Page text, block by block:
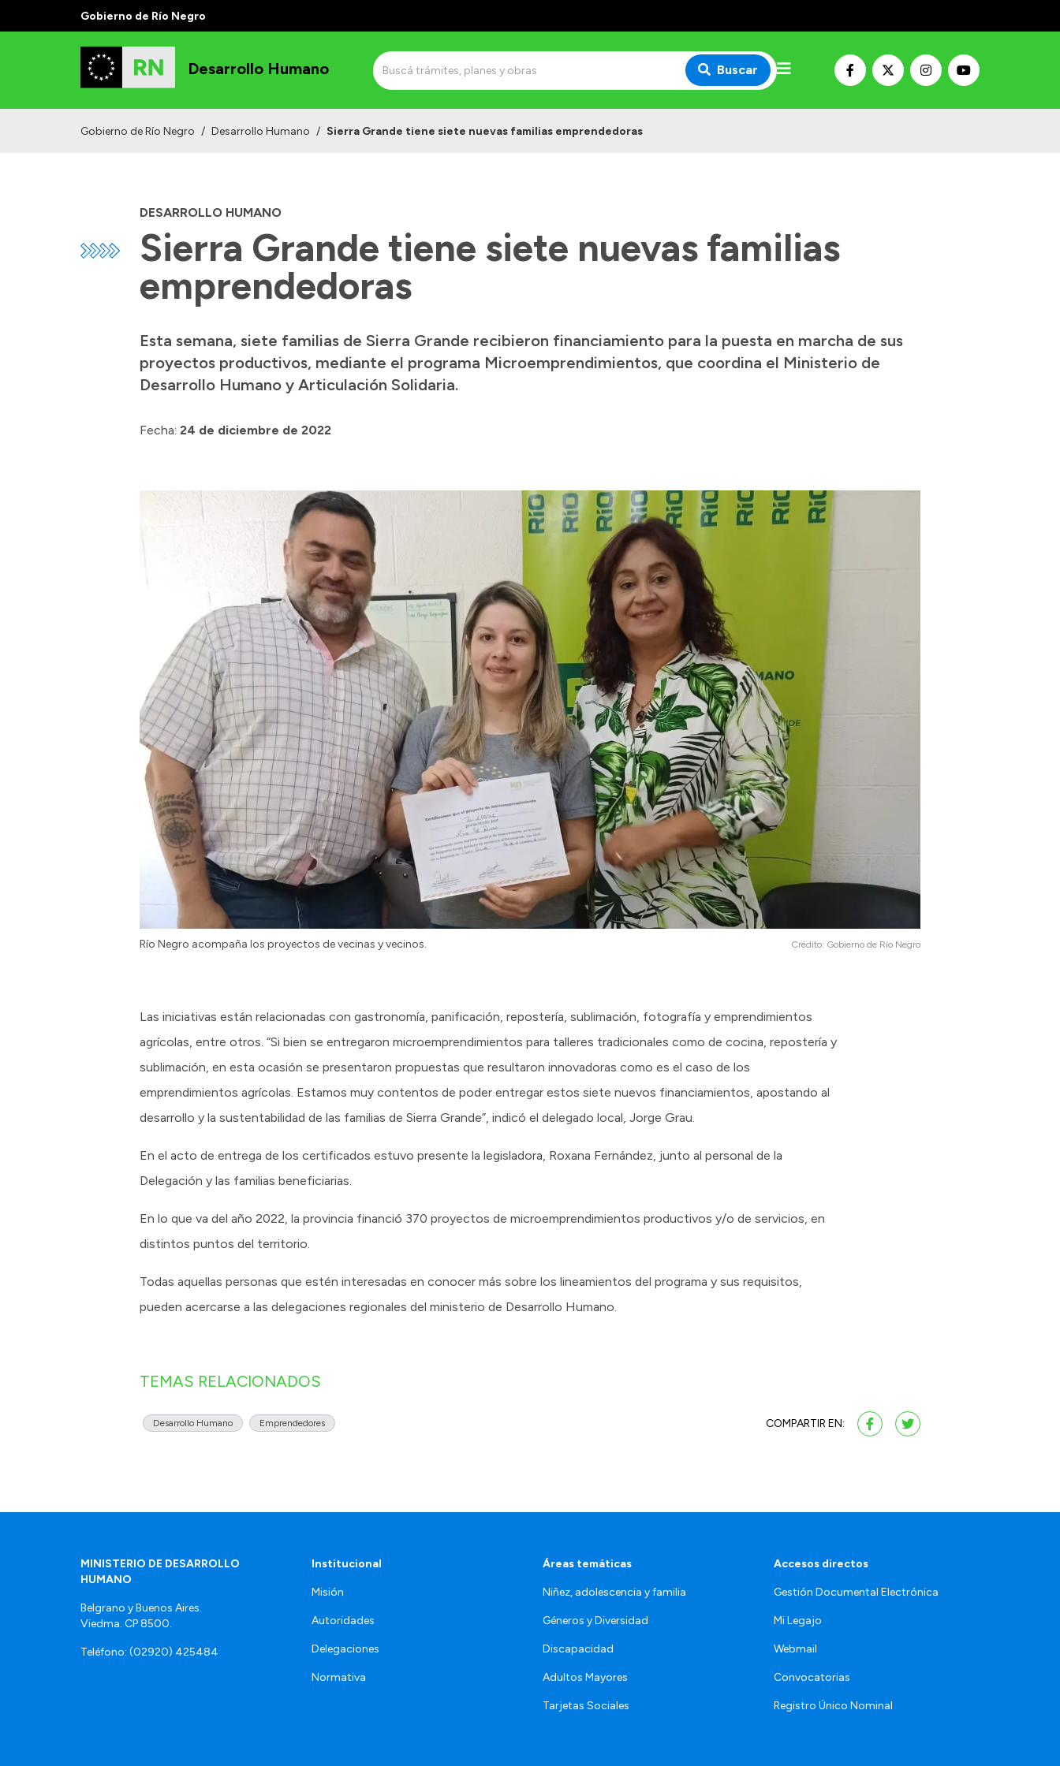
Gobierno de Río Negro
Desarrollo Humano Buscar
Gobierno de Río Negro / Desarrollo Humano / Sierra Grande tiene siete nuevas familias emprendedoras
DESARROLLO HUMANO
Sierra Grande tiene siete nuevas familias
emprendedoras
Esta semana, siete familias de Sierra Grande recibieron financiamiento para la puesta en marcha de sus
proyectos productivos, mediante el programa Microemprendimientos, que coordina el Ministerio de
Desarrollo Humano y Articulación Solidaria.
Fecha: 24 de diciembre de 2022
Río Negro acompaña los proyectos de vecinas y vecinos. Crédito: Gobierno de Río Negro
Las iniciativas están relacionadas con gastronomía, panificación, repostería, sublimación, fotografía y emprendimientos
agrícolas, entre otros. “Si bien se entregaron microemprendimientos para talleres tradicionales como de cocina, repostería y
sublimación, en esta ocasión se presentaron propuestas que resultaron innovadoras como es el caso de los
emprendimientos agrícolas. Estamos muy contentos de poder entregar estos siete nuevos financiamientos, apostando al
desarrollo y la sustentabilidad de las familias de Sierra Grande”, indicó el delegado local, Jorge Grau.
En el acto de entrega de los certificados estuvo presente la legisladora, Roxana Fernández, junto al personal de la
Delegación y las familias beneficiarias.
En lo que va del año 2022, la provincia financió 370 proyectos de microemprendimientos productivos y/o de servicios, en
distintos puntos del territorio.
Todas aquellas personas que estén interesadas en conocer más sobre los lineamientos del programa y sus requisitos,
pueden acercarse a las delegaciones regionales del ministerio de Desarrollo Humano.
TEMAS RELACIONADOS
Desarrollo Humano Emprendedores COMPARTIR EN:
MINISTERIO DE DESARROLLO
HUMANO
Belgrano y Buenos Aires.
Viedma. CP 8500.
Teléfono: (02920) 425484
Institucional
Misión
Autoridades
Delegaciones
Normativa
Áreas temáticas
Niñez, adolescencia y familia
Géneros y Diversidad
Discapacidad
Adultos Mayores
Tarjetas Sociales
Accesos directos
Gestión Documental Electrónica
Mi Legajo
Webmail
Convocatorias
Registro Único Nominal